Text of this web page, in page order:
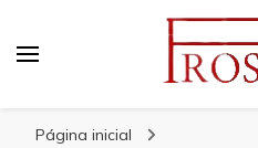
Página inicial